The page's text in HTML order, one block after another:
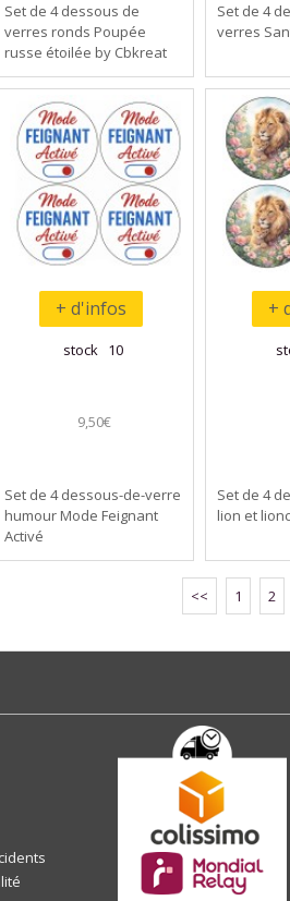
Set de 4 dessous de
verres ronds Poupée
russe étoilée by Cbkreat
Set de 4
verres
+ d'infos
stock 10
9,50€
Set de 4 dessous-de-verre
humour Mode Feignant
Activé
+
Set de 4
lion et
<< 1 2